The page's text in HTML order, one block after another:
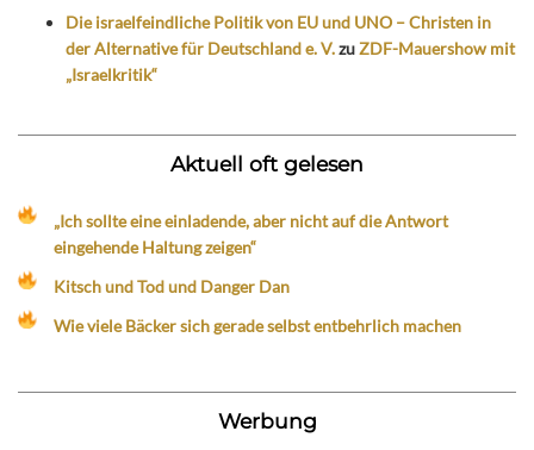
Die israelfeindliche Politik von EU und UNO – Christen in
der Alternative für Deutschland e. V.zuZDF-Mauershow mit
„Israelkritik“
Aktuell oft gelesen
„Ich sollte eine einladende, aber nicht auf die Antwort
eingehende Haltung zeigen“
Kitsch und Tod und Danger Dan
Wie viele Bäcker sich gerade selbst entbehrlich machen
Werbung